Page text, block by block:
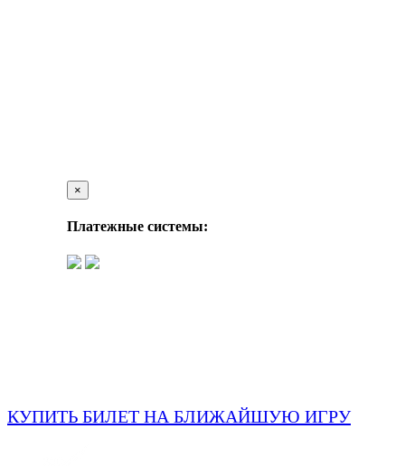
×
Платежные системы:
КУПИТЬ БИЛЕТ НА БЛИЖАЙШУЮ ИГРУ